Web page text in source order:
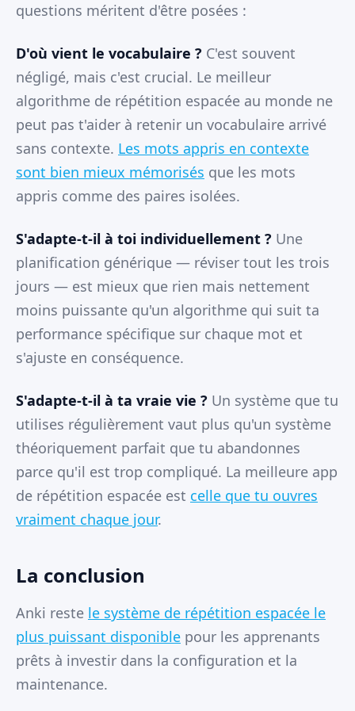
questions méritent d'être posées :
D'où vient le vocabulaire ? C'est souvent
négligé, mais c'est crucial. Le meilleur
algorithme de répétition espacée au monde ne
peut pas t'aider à retenir un vocabulaire arrivé
sans contexte. Les mots appris en contexte
sont bien mieux mémorisés que les mots
appris comme des paires isolées.
S'adapte-t-il à toi individuellement ? Une
planification générique — réviser tout les trois
jours — est mieux que rien mais nettement
moins puissante qu'un algorithme qui suit ta
performance spécifique sur chaque mot et
s'ajuste en conséquence.
S'adapte-t-il à ta vraie vie ? Un système que tu
utilises régulièrement vaut plus qu'un système
théoriquement parfait que tu abandonnes
parce qu'il est trop compliqué. La meilleure app
de répétition espacée est celle que tu ouvres
vraiment chaque jour.
La conclusion
Anki reste le système de répétition espacée le
plus puissant disponible pour les apprenants
prêts à investir dans la configuration et la
maintenance.